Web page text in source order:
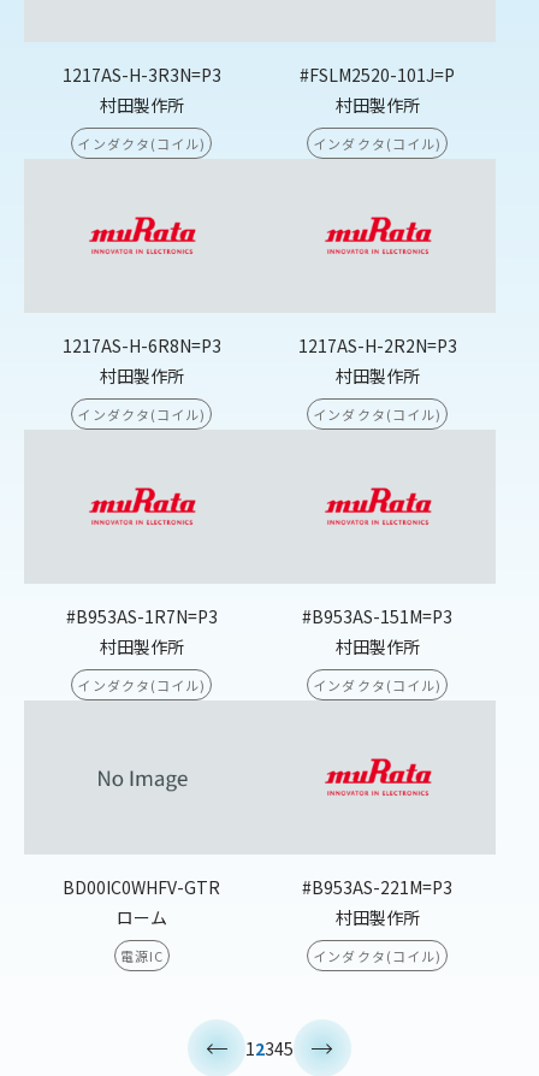
1217AS-H-3R3N=P3
村田製作所
インダクタ(コイル)
#FSLM2520-101J=P
村田製作所
インダクタ(コイル)
1217AS-H-6R8N=P3
村田製作所
インダクタ(コイル)
1217AS-H-2R2N=P3
村田製作所
インダクタ(コイル)
#B953AS-1R7N=P3
村田製作所
インダクタ(コイル)
#B953AS-151M=P3
村田製作所
インダクタ(コイル)
BD00IC0WHFV-GTR
ローム
電源IC
#B953AS-221M=P3
村田製作所
インダクタ(コイル)
12345